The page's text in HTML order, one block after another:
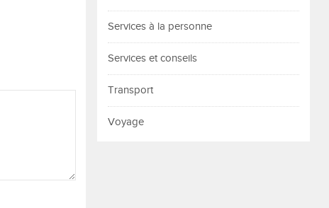
Services à la personne
Services et conseils
Transport
Voyage